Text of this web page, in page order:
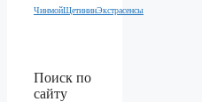
ЧинмойЩетининЭкстрасенсы
Поиск по
сайту